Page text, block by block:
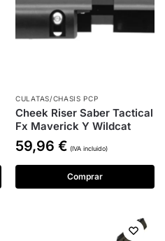
CULATAS/CHASIS PCP
Cheek Riser Saber Tactical
Fx Maverick Y Wildcat
59,96 € (IVA incluido)
Comprar